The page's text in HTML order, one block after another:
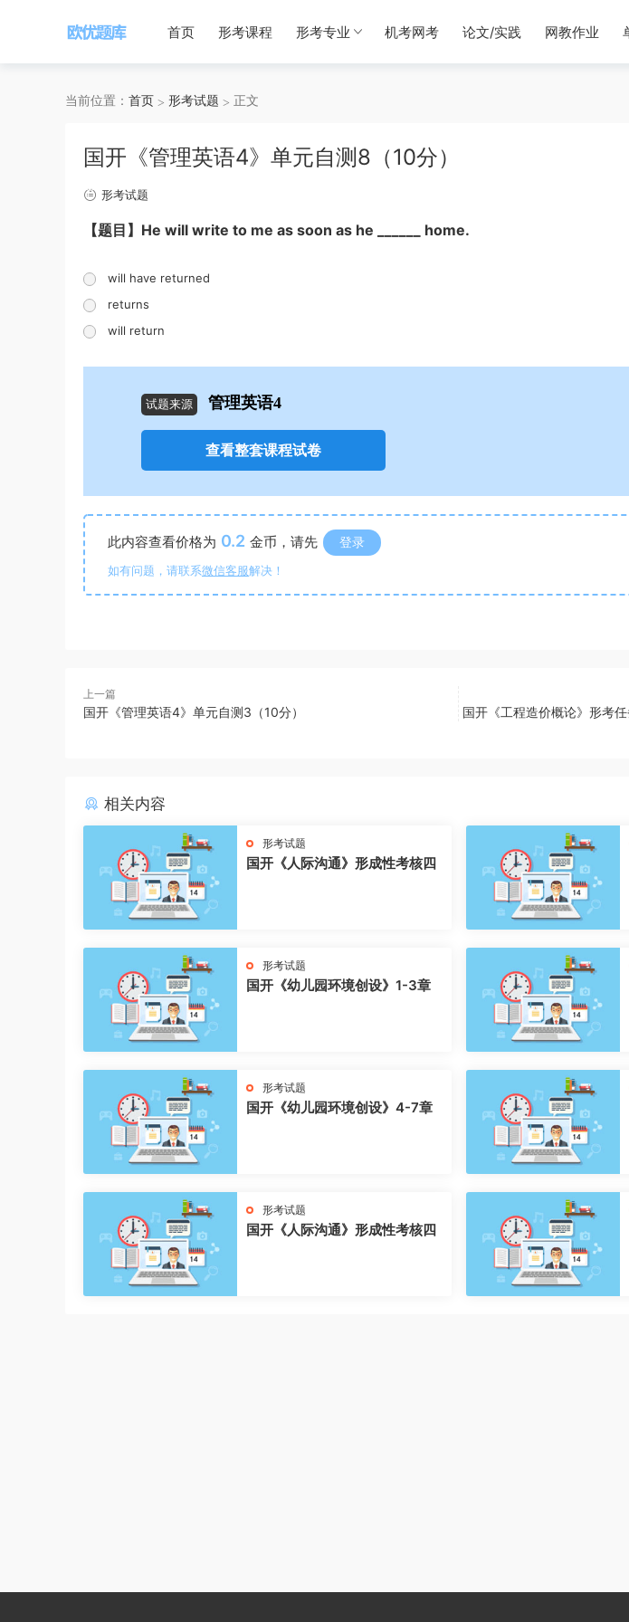
首页 形考课程 形考专业 机考网考 论文/实践 网教作业
当前位置： 首页 形考试题 正文
国开《管理英语4》单元自测8（10分）
形考试题
【题目】He will write to me as soon as he ______ home.
will have returned
returns
will return
试题来源 管理英语4
查看整套课程试卷
此内容查看价格为 0.2 金币，请先 登录
如有问题，请联系微信客服解决！
上一篇
国开《管理英语4》单元自测3（10分）
国开《工程造价概论》形考
相关内容
形考试题
国开《人际沟通》形成性考核四
形考试题
国开《幼儿园环境创设》1-3章
形考试题
国开《幼儿园环境创设》4-7章
形考试题
国开《人际沟通》形成性考核四